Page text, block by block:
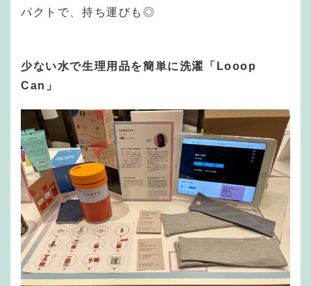
パクトで、持ち運びも◎
少ない水で生理用品を簡単に洗濯「Looop
Can」